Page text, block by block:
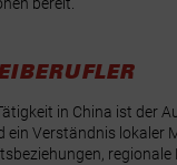
in China ist der
ein Verständnis lokaler
regionale